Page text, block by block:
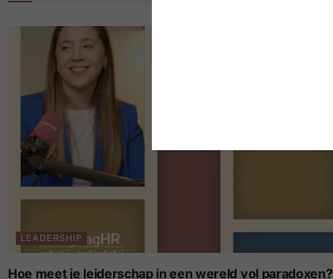
LEADERSHIP
Hoe meet je leiderschap in een wereld vol paradoxen?